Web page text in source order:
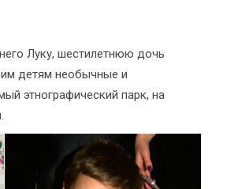
Луку, шестилетнюю дочь
детям необычные и
этнографический парк, на